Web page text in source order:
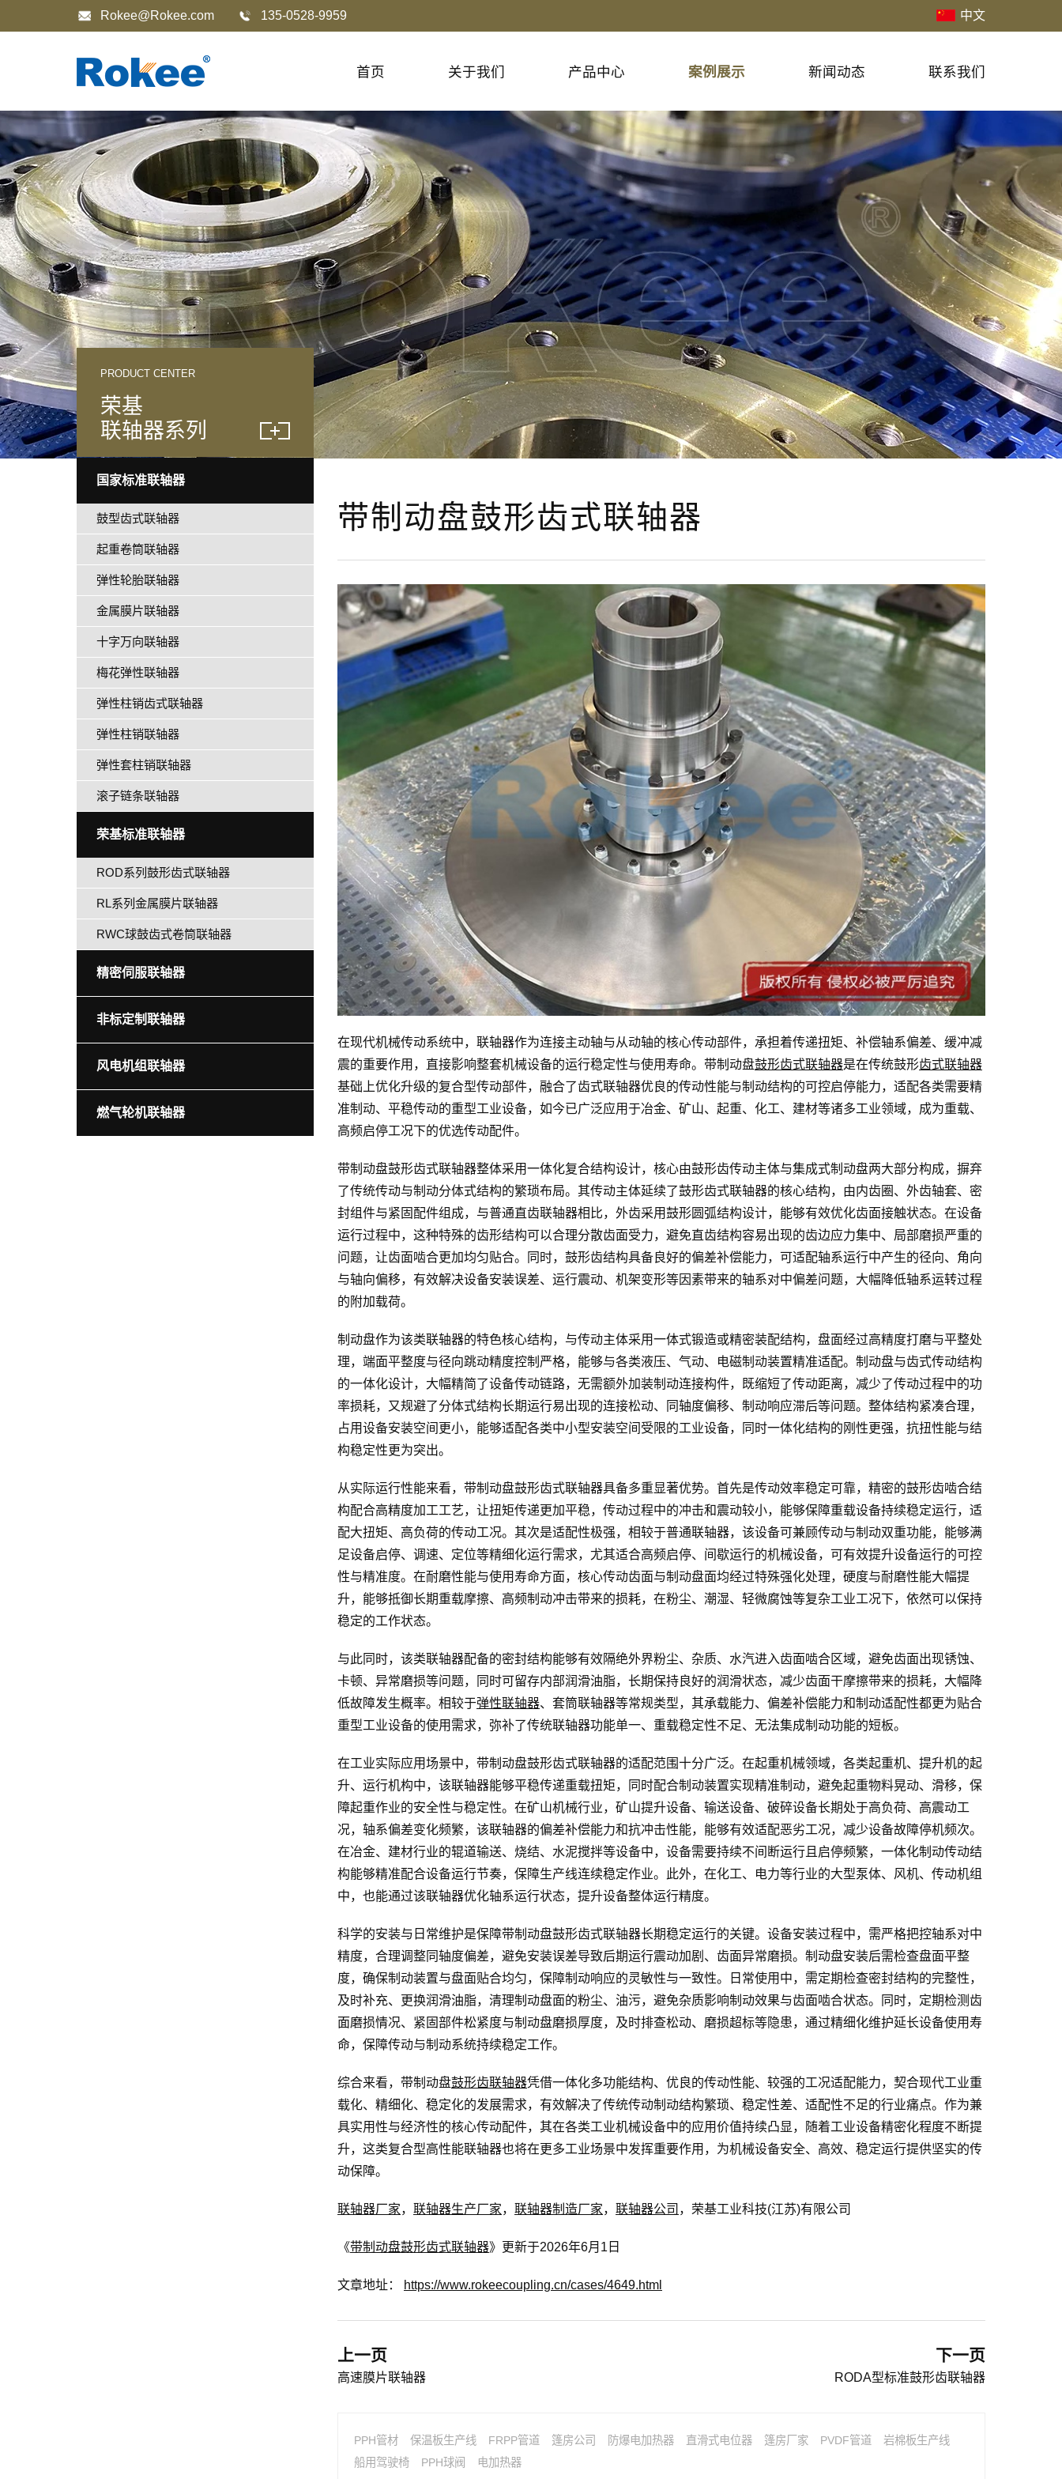
Rokee@Rokee.com 135-0528-9959 中文
首页 关于我们 产品中心 案例展示 新闻动态 联系我们
带制动盘鼓形齿式联轴器
在现代机械传动系统中，联轴器作为连接主动轴与从动轴的核心传动部件，承担着传递扭矩、补偿轴系偏差、缓冲减
震的重要作用，直接影响整套机械设备的运行稳定性与使用寿命。带制动盘鼓形齿式联轴器是在传统鼓形齿式联轴器
基础上优化升级的复合型传动部件，融合了齿式联轴器优良的传动性能与制动结构的可控启停能力，适配各类需要精
准制动、平稳传动的重型工业设备，如今已广泛应用于冶金、矿山、起重、化工、建材等诸多工业领域，成为重载、
高频启停工况下的优选传动配件。
带制动盘鼓形齿式联轴器整体采用一体化复合结构设计，核心由鼓形齿传动主体与集成式制动盘两大部分构成，摒弃
了传统传动与制动分体式结构的繁琐布局。其传动主体延续了鼓形齿式联轴器的核心结构，由内齿圈、外齿轴套、密
封组件与紧固配件组成，与普通直齿联轴器相比，外齿采用鼓形圆弧结构设计，能够有效优化齿面接触状态。在设备
运行过程中，这种特殊的齿形结构可以合理分散齿面受力，避免直齿结构容易出现的齿边应力集中、局部磨损严重的
问题，让齿面啮合更加均匀贴合。同时，鼓形齿结构具备良好的偏差补偿能力，可适配轴系运行中产生的径向、角向
与轴向偏移，有效解决设备安装误差、运行震动、机架变形等因素带来的轴系对中偏差问题，大幅降低轴系运转过程
的附加载荷。
制动盘作为该类联轴器的特色核心结构，与传动主体采用一体式锻造或精密装配结构，盘面经过高精度打磨与平整处
理，端面平整度与径向跳动精度控制严格，能够与各类液压、气动、电磁制动装置精准适配。制动盘与齿式传动结构
的一体化设计，大幅精简了设备传动链路，无需额外加装制动连接构件，既缩短了传动距离，减少了传动过程中的功
率损耗，又规避了分体式结构长期运行易出现的连接松动、同轴度偏移、制动响应滞后等问题。整体结构紧凑合理，
占用设备安装空间更小，能够适配各类中小型安装空间受限的工业设备，同时一体化结构的刚性更强，抗扭性能与结
构稳定性更为突出。
从实际运行性能来看，带制动盘鼓形齿式联轴器具备多重显著优势。首先是传动效率稳定可靠，精密的鼓形齿啮合结
构配合高精度加工工艺，让扭矩传递更加平稳，传动过程中的冲击和震动较小，能够保障重载设备持续稳定运行，适
配大扭矩、高负荷的传动工况。其次是适配性极强，相较于普通联轴器，该设备可兼顾传动与制动双重功能，能够满
足设备启停、调速、定位等精细化运行需求，尤其适合高频启停、间歇运行的机械设备，可有效提升设备运行的可控
性与精准度。在耐磨性能与使用寿命方面，核心传动齿面与制动盘面均经过特殊强化处理，硬度与耐磨性能大幅提
升，能够抵御长期重载摩擦、高频制动冲击带来的损耗，在粉尘、潮湿、轻微腐蚀等复杂工业工况下，依然可以保持
稳定的工作状态。
与此同时，该类联轴器配备的密封结构能够有效隔绝外界粉尘、杂质、水汽进入齿面啮合区域，避免齿面出现锈蚀、
卡顿、异常磨损等问题，同时可留存内部润滑油脂，长期保持良好的润滑状态，减少齿面干摩擦带来的损耗，大幅降
低故障发生概率。相较于弹性联轴器、套筒联轴器等常规类型，其承载能力、偏差补偿能力和制动适配性都更为贴合
重型工业设备的使用需求，弥补了传统联轴器功能单一、重载稳定性不足、无法集成制动功能的短板。
在工业实际应用场景中，带制动盘鼓形齿式联轴器的适配范围十分广泛。在起重机械领域，各类起重机、提升机的起
升、运行机构中，该联轴器能够平稳传递重载扭矩，同时配合制动装置实现精准制动，避免起重物料晃动、滑移，保
障起重作业的安全性与稳定性。在矿山机械行业，矿山提升设备、输送设备、破碎设备长期处于高负荷、高震动工
况，轴系偏差变化频繁，该联轴器的偏差补偿能力和抗冲击性能，能够有效适配恶劣工况，减少设备故障停机频次。
在冶金、建材行业的辊道输送、烧结、水泥搅拌等设备中，设备需要持续不间断运行且启停频繁，一体化制动传动结
构能够精准配合设备运行节奏，保障生产线连续稳定作业。此外，在化工、电力等行业的大型泵体、风机、传动机组
中，也能通过该联轴器优化轴系运行状态，提升设备整体运行精度。
科学的安装与日常维护是保障带制动盘鼓形齿式联轴器长期稳定运行的关键。设备安装过程中，需严格把控轴系对中
精度，合理调整同轴度偏差，避免安装误差导致后期运行震动加剧、齿面异常磨损。制动盘安装后需检查盘面平整
度，确保制动装置与盘面贴合均匀，保障制动响应的灵敏性与一致性。日常使用中，需定期检查密封结构的完整性，
及时补充、更换润滑油脂，清理制动盘面的粉尘、油污，避免杂质影响制动效果与齿面啮合状态。同时，定期检测齿
面磨损情况、紧固部件松紧度与制动盘磨损厚度，及时排查松动、磨损超标等隐患，通过精细化维护延长设备使用寿
命，保障传动与制动系统持续稳定工作。
综合来看，带制动盘鼓形齿联轴器凭借一体化多功能结构、优良的传动性能、较强的工况适配能力，契合现代工业重
载化、精细化、稳定化的发展需求，有效解决了传统传动制动结构繁琐、稳定性差、适配性不足的行业痛点。作为兼
具实用性与经济性的核心传动配件，其在各类工业机械设备中的应用价值持续凸显，随着工业设备精密化程度不断提
升，这类复合型高性能联轴器也将在更多工业场景中发挥重要作用，为机械设备安全、高效、稳定运行提供坚实的传
动保障。
联轴器厂家， 联轴器生产厂家， 联轴器制造厂家， 联轴器公司 ，荣基工业科技(江苏)有限公司
《带制动盘鼓形齿式联轴器》更新于2026年6月1日
文章地址： https://www.rokeecoupling.cn/cases/4649.html
上一页
高速膜片联轴器
下一页
RODA型标准鼓形齿联轴器
PPH管材 保温板生产线 FRPP管道 篷房公司 防爆电加热器 直滑式电位器 篷房厂家 PVDF管道
岩棉板生产线
船用驾驶椅
PPH球阀 电加热器
PRODUCT CENTER
荣基
联轴器系列
国家标准联轴器
鼓型齿式联轴器
起重卷筒联轴器
弹性轮胎联轴器
金属膜片联轴器
十字万向联轴器
梅花弹性联轴器
弹性柱销齿式联轴器
弹性柱销联轴器
弹性套柱销联轴器
滚子链条联轴器
荣基标准联轴器
ROD系列鼓形齿式联轴器
RL系列金属膜片联轴器
RWC球鼓齿式卷筒联轴器
精密伺服联轴器
非标定制联轴器
风电机组联轴器
燃气轮机联轴器